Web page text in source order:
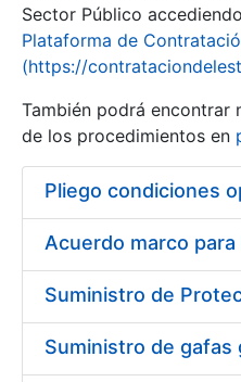
Show/Hide
Sector Público
Plataforma de
(https://
También podrá encontrar
de los procedimientos en